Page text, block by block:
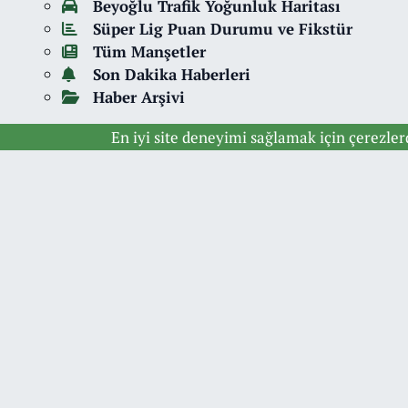
Beyoğlu Trafik Yoğunluk Haritası
Süper Lig Puan Durumu ve Fikstür
Tüm Manşetler
Son Dakika Haberleri
Haber Arşivi
En iyi site deneyimi sağlamak için